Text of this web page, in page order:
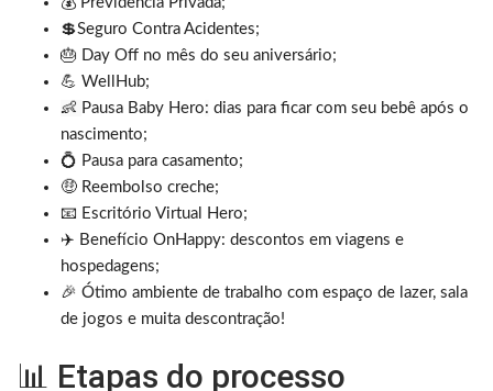
💲Seguro Contra Acidentes;
🎂 Day Off no mês do seu aniversário;
💪 WellHub;
👶 Pausa Baby Hero: dias para ficar com seu bebê após o
nascimento;
💍 Pausa para casamento;
🤑 Reembolso creche;
📧 Escritório Virtual Hero;
✈️ Benefício OnHappy: descontos em viagens e
hospedagens;
🎉 Ótimo ambiente de trabalho com espaço de lazer, sala
de jogos e muita descontração!
📊 Etapas do processo